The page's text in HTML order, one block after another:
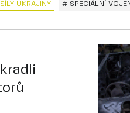
UKRAJINY # SPECIÁLNÍ